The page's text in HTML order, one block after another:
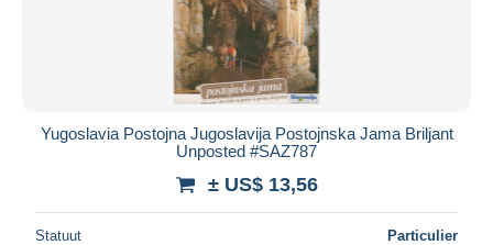
Yugoslavia Postojna Jugoslavija Postojnska Jama Briljant
Unposted #SAZ787
± US$ 13,56
Statuut Particulier